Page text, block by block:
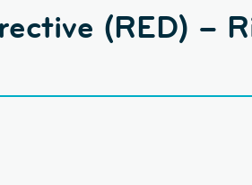
(RED) –